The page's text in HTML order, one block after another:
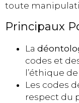
toute
Principaux
La
codes et
l’éthique
Les codes
respect du